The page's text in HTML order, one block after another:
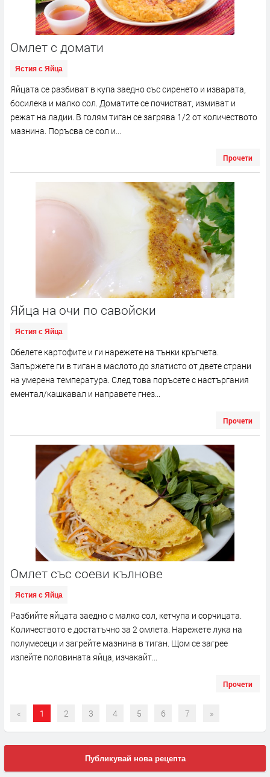
Омлет с домати
Ястия с Яйца
Яйцата се разбиват в купа заедно със сиренето и изварата,
босилека и малко сол. Доматите се почистват, измиват и
режат на ладии. В голям тиган се загрява 1/2 от количеството
мазнина. Поръсва се сол и...
Прочети
Яйца на очи по савойски
Ястия с Яйца
Обелете картофите и ги нарежете на тънки кръгчета.
Запържете ги в тиган в маслото до златисто от двете страни
на умерена температура. След това поръсете с настъргания
ементал/кашкавал и направете гнез...
Прочети
Омлет със соеви кълнове
Ястия с Яйца
Разбийте яйцата заедно с малко сол, кетчупа и сорчицата.
Количеството е достатъчно за 2 омлета. Нарежете лука на
полумесеци и загрейте мазнина в тиган. Щом се загрее
излейте половината яйца, изчакайт...
Прочети
« 1 2 3 4 5 6 7 »
Публикувай нова рецепта